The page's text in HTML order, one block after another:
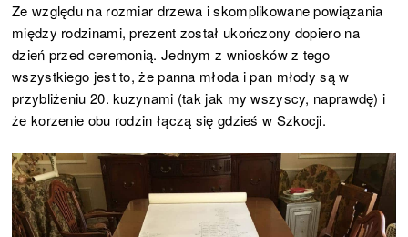
Ze względu na rozmiar drzewa i skomplikowane powiązania
między rodzinami, prezent został ukończony dopiero na
dzień przed ceremonią. Jednym z wniosków z tego
wszystkiego jest to, że panna młoda i pan młody są w
przybliżeniu 20. kuzynami (tak jak my wszyscy, naprawdę) i
że korzenie obu rodzin łączą się gdzieś w Szkocji.